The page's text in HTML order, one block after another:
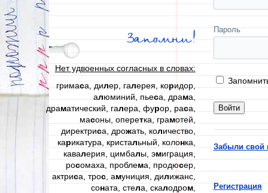
Запомни!
Нет удвоенных согласных в словах:
гримаса, дилер, галерея, коридор,
алюминий, пьеса, драма,
драматический, галера, фурор, раса,
масоны, оперетка, грамотей,
директриса, дрожать, количество,
карикатура, кристальный, колонка,
кавалерия, цимбалы, эмиграция,
росомаха, проблема, продюсер,
актриса, трос, амуниция, дилижанс,
соната, стела, скалодром,
Пароль
Забыли свой
Регистрация